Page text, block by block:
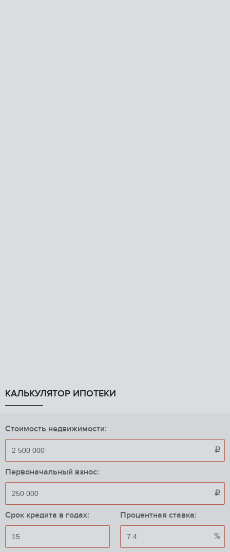
КАЛЬКУЛЯТОР ИПОТЕКИ
Стоимость недвижимости:

Первоначальный взнос:

Срок кредита в годах: Процентная ставка:
%